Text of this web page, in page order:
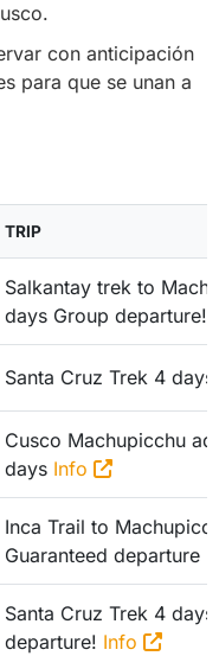
con anticipación
para que se unan a
TRIP
Salkantay trek to
days Group departure!
Santa Cruz Trek 4 days
Cusco Machupicchu
days Info
Inca Trail to
Guaranteed departure !
Santa Cruz Trek 4 days
departure! Info